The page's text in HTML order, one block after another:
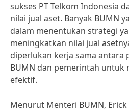
sukses PT Telkom Indonesia
nilai jual aset. Banyak BUMN
dalam menentukan strategi
meningkatkan nilai jual
diperlukan kerja sama antara
BUMN dan pemerintah untuk
efektif.
Menurut Menteri BUMN, Erick